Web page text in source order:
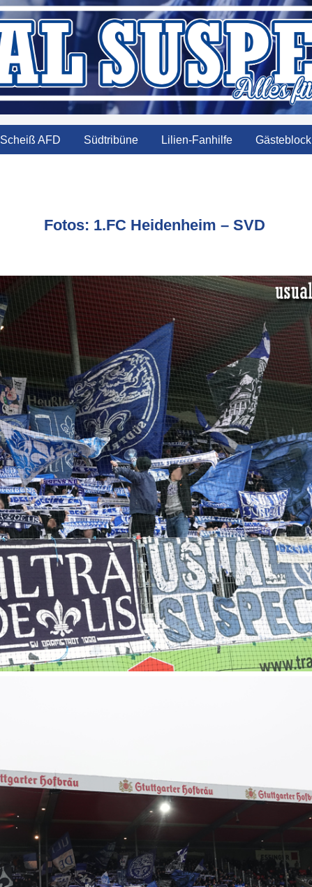
Scheiß AFD Südtribüne Lilien-Fanhilfe Gästeblock
Fotos: 1.FC Heidenheim – SVD